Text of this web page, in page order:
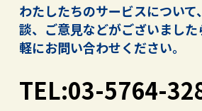
わたしたちのサービスについて
談、ご意見などがございました
軽にお問い合わせください。
TEL:03-5764-